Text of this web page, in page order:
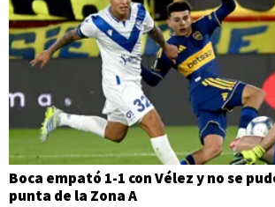
Boca empató 1-1 con Vélez y no se
punta de la Zona A